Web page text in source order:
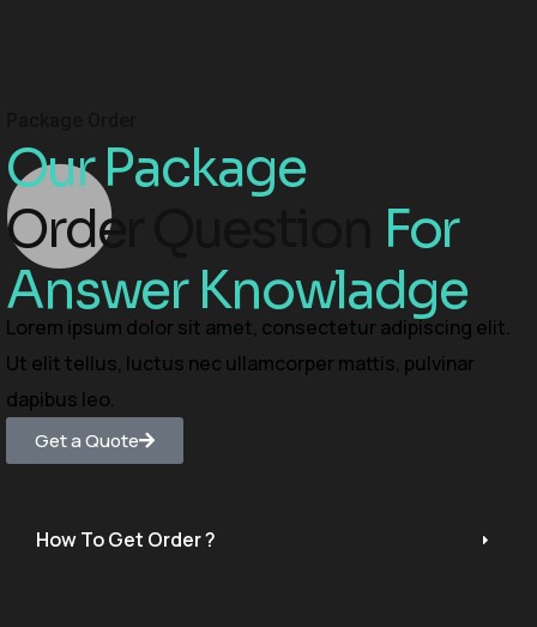
How To Get Order ?
Our Package
Order Question
For
Answer Knowladge
Lorem ipsum dolor sit amet, consectetur adipiscing elit.
Ut elit tellus, luctus nec ullamcorper mattis, pulvinar
dapibus leo.
Get a Quote